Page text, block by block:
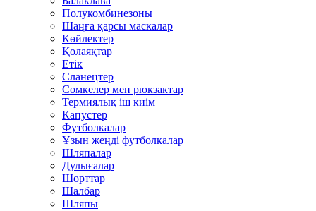
Полукомбинезоны
Шаңға қарсы маскалар
Көйлектер
Қолаяқтар
Етік
Сланецтер
Сөмкелер мен рюкзактар
Термиялық іш киім
Капустер
Футболкалар
Ұзын жеңді футболкалар
Шляпалар
Дулығалар
Шорттар
Шалбар
Шляпы